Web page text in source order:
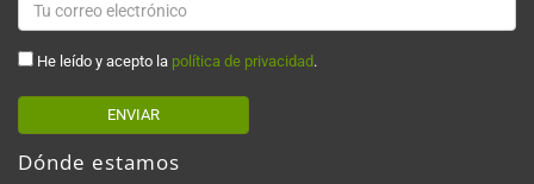
He leído y acepto la política de privacidad .
ENVIAR
Dónde estamos